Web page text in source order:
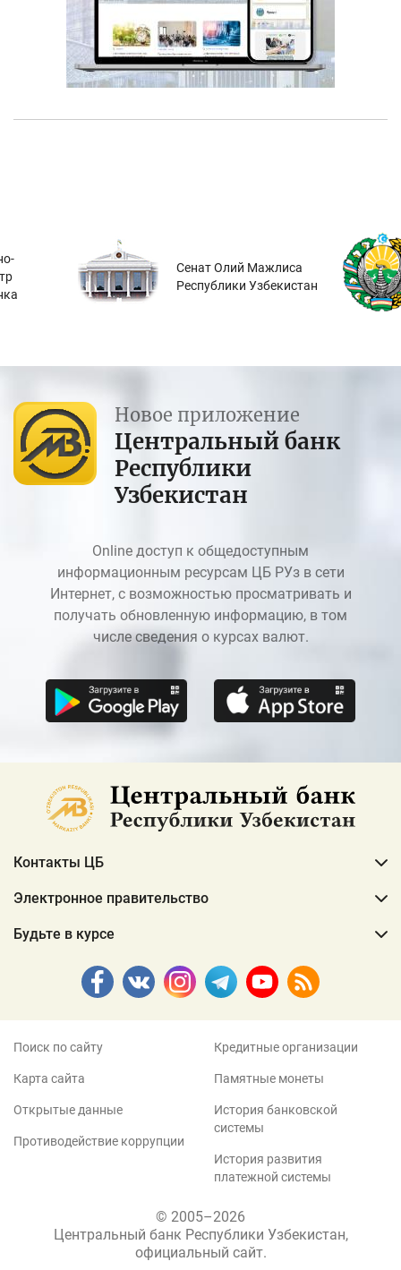
Сенат Олий Мажлиса
Республики Узбекистан
Новое приложение
Центральный банк
Республики
Узбекистан
Online доступ к общедоступным
информационным ресурсам ЦБ РУз в сети
Интернет, с возможностью просматривать и
получать обновленную информацию, в том
числе сведения о курсах валют.
Контакты ЦБ
Электронное правительство
Будьте в курсе
Поиск по сайту
Карта сайта
Открытые данные
Противодействие коррупции
Кредитные организации
Памятные монеты
История банковской
системы
История развития
платежной системы
© 2005–2026
Центральный банк Республики Узбекистан,
официальный сайт.